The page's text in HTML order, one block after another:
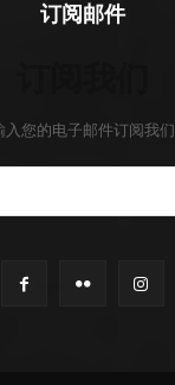
订阅邮件
入您的电子邮件订阅我们